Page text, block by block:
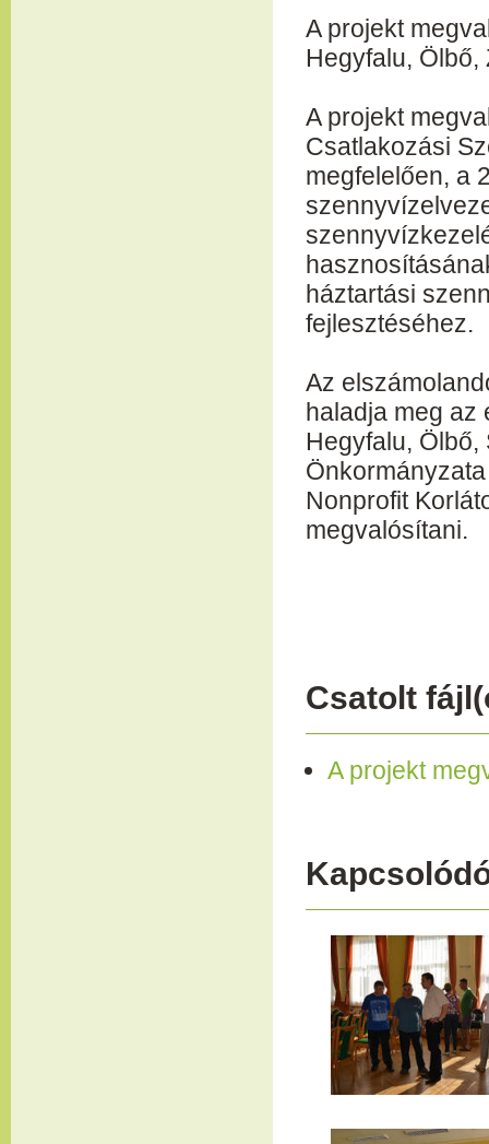
A projekt
Hegyfalu, Ölbő,
A projekt
Csatlakozási
megfelelően, a
háztartási
fejlesztéséhez.
Az
haladja meg az
Hegyfalu,
Nonprofit
megvalósítani.
Csatolt
A projekt